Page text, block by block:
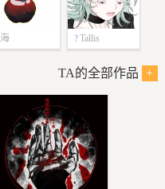
海 Tallis
TA的全部作品 +